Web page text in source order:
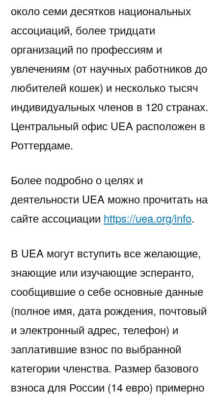
около семи десятков национальных
ассоциаций, более тридцати
организаций по профессиям и
увлечениям (от научных работников до
любителей кошек) и несколько тысяч
индивидуальных членов в 120 странах.
Центральный офис UEA расположен в
Роттердаме.
Более подробно о целях и
деятельности UEA можно прочитать на
сайте ассоциации https://uea.org/info.
В UEA могут вступить все желающие,
знающие или изучающие эсперанто,
сообщившие о себе основные данные
(полное имя, дата рождения, почтовый
и электронный адрес, телефон) и
заплатившие взнос по выбранной
категории членства. Размер базового
взноса для России (14 евро) примерно